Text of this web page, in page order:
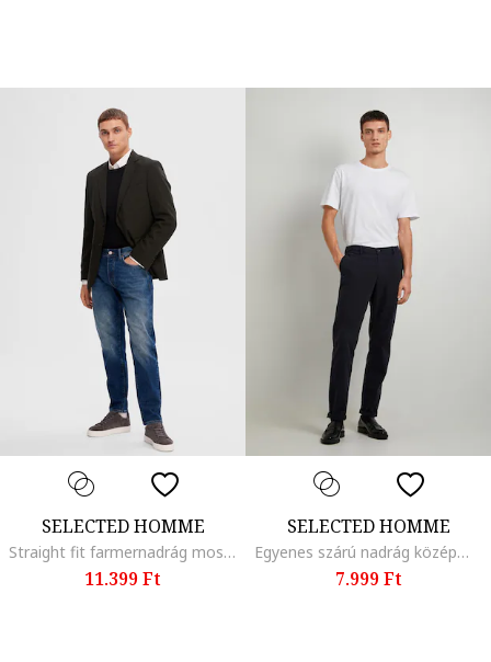
SELECTED HOMME
Straight fit farmernadrág mosott hatással, Kék
11.399 Ft
SELECTED HOMME
Egyenes szárú nadrág középmagas derékrésszel, Fekete
7.999 Ft